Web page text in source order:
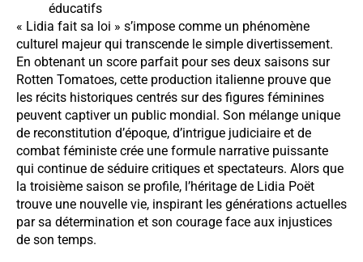
éducatifs
« Lidia fait sa loi » s’impose comme un phénomène
culturel majeur qui transcende le simple divertissement.
En obtenant un score parfait pour ses deux saisons sur
Rotten Tomatoes, cette production italienne prouve que
les récits historiques centrés sur des figures féminines
peuvent captiver un public mondial. Son mélange unique
de reconstitution d’époque, d’intrigue judiciaire et de
combat féministe crée une formule narrative puissante
qui continue de séduire critiques et spectateurs. Alors que
la troisième saison se profile, l’héritage de Lidia Poët
trouve une nouvelle vie, inspirant les générations actuelles
par sa détermination et son courage face aux injustices
de son temps.